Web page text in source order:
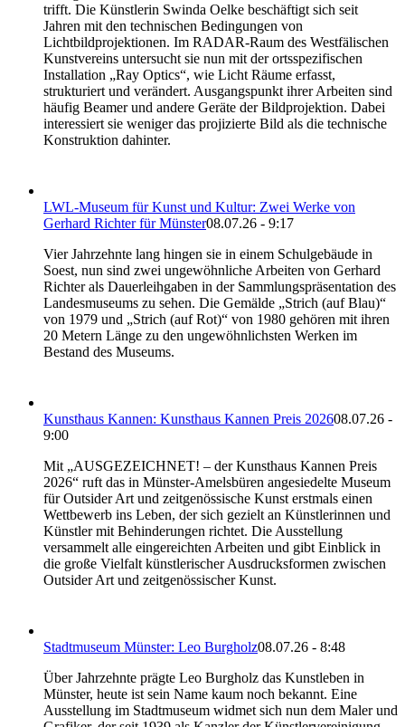
trifft. Die Künstlerin Swinda Oelke beschäftigt sich seit
Jahren mit den technischen Bedingungen von
Lichtbildprojektionen. Im RADAR-Raum des Westfälischen
Kunstvereins untersucht sie nun mit der ortsspezifischen
Installation „Ray Optics“, wie Licht Räume erfasst,
strukturiert und verändert. Ausgangspunkt ihrer Arbeiten sind
häufig Beamer und andere Geräte der Bildprojektion. Dabei
interessiert sie weniger das projizierte Bild als die technische
Konstruktion dahinter.
LWL-Museum für Kunst und Kultur: Zwei Werke von
Gerhard Richter für Münster08.07.26 - 9:17
Vier Jahrzehnte lang hingen sie in einem Schulgebäude in
Soest, nun sind zwei ungewöhnliche Arbeiten von Gerhard
Richter als Dauerleihgaben in der Sammlungspräsentation des
Landesmuseums zu sehen. Die Gemälde „Strich (auf Blau)“
von 1979 und „Strich (auf Rot)“ von 1980 gehören mit ihren
20 Metern Länge zu den ungewöhnlichsten Werken im
Bestand des Museums.
Kunsthaus Kannen: Kunsthaus Kannen Preis 202608.07.26 -
9:00
Mit „AUSGEZEICHNET! – der Kunsthaus Kannen Preis
2026“ ruft das in Münster-Amelsbüren angesiedelte Museum
für Outsider Art und zeitgenössische Kunst erstmals einen
Wettbewerb ins Leben, der sich gezielt an Künstlerinnen und
Künstler mit Behinderungen richtet. Die Ausstellung
versammelt alle eingereichten Arbeiten und gibt Einblick in
die große Vielfalt künstlerischer Ausdrucksformen zwischen
Outsider Art und zeitgenössischer Kunst.
Stadtmuseum Münster: Leo Burgholz08.07.26 - 8:48
Über Jahrzehnte prägte Leo Burgholz das Kunstleben in
Münster, heute ist sein Name kaum noch bekannt. Eine
Ausstellung im Stadtmuseum widmet sich nun dem Maler und